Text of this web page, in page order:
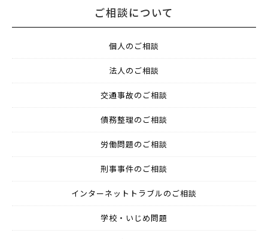
ご相談について
個人のご相談
法人のご相談
交通事故のご相談
債務整理のご相談
労働問題のご相談
刑事事件のご相談
インターネットトラブルのご相談
学校・いじめ問題